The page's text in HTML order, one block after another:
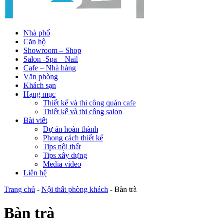
Nhà phố
Căn hộ
Showroom – Shop
Salon -Spa – Nail
Cafe – Nhà hàng
Văn phòng
Khách sạn
Hạng mục
Thiết kế và thi công quán cafe
Thiết kế và thi công salon
Bài viết
Dự án hoàn thành
Phong cách thiết kế
Tips nội thất
Tips xây dựng
Media video
Liên hệ
Trang chủ - Nội thất phòng khách - Bàn trà
Bàn trà